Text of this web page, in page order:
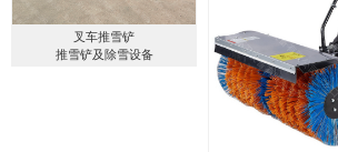
叉车推雪铲
推雪铲及除雪设备